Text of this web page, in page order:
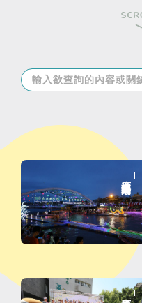
鹰扬八卦